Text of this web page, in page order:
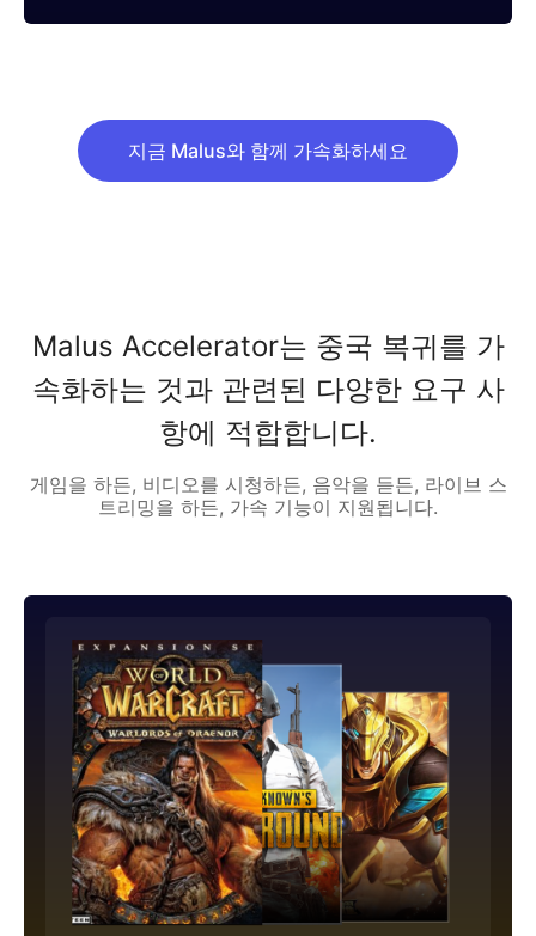
지금 Malus와 함께 가속화하세요
Malus Accelerator는 중국 복귀를 가
속화하는 것과 관련된 다양한 요구 사
항에 적합합니다.
게임을 하든, 비디오를 시청하든, 음악을 듣든, 라이브 스
트리밍을 하든, 가속 기능이 지원됩니다.